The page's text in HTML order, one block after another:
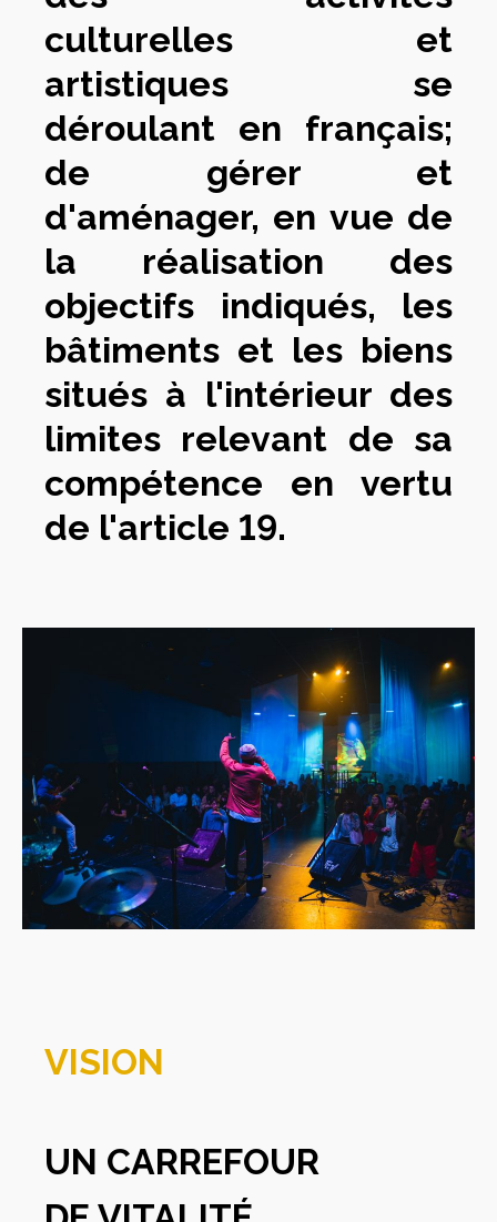
culturelles et
artistiques se
déroulant en français;
de gérer et
d'aménager, en vue de
la réalisation des
objectifs indiqués, les
bâtiments et les biens
situés à l'intérieur des
limites relevant de sa
compétence en vertu
de l'article 19.
VISION
UN CARREFOUR